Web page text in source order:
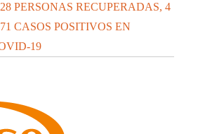
PERSONAS RECUPERADAS, 4
CASOS POSITIVOS EN
19